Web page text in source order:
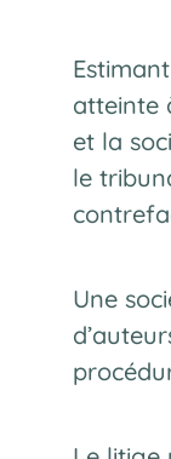
atteinte
et la
le
Une